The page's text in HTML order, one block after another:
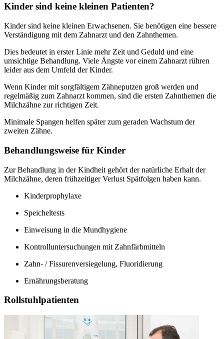
Kinder sind keine kleinen Patienten?
Kinder sind keine kleinen Erwachsenen. Sie benötigen eine bessere
Verständigung mit dem Zahnarzt und den Zahnthemen.
Dies bedeutet in erster Linie mehr Zeit und Geduld und eine
umsichtige Behandlung. Viele Ängste vor einem Zahnarzt rühren
leider aus dem Umfeld der Kinder.
Wenn Kinder mit sorgfältigem Zähneputzen groß werden und
regelmäßig zum Zahnarzt kommen, sind die ersten Zahnthemen die
Milchzähne zur richtigen Zeit.
Minimale Spangen helfen später zum geraden Wachstum der
zweiten Zähne.
Behandlungsweise für Kinder
Zur Behandlung in der Kindheit gehört der natürliche Erhalt der
Milchzähne, deren frühzeitiger Verlust Spätfolgen haben kann.
Kinderprophylaxe
Speicheltests
Einweisung in die Mundhygiene
Kontrolluntersuchungen mit Zahnfärbmitteln
Zahn- / Fissurenversiegelung, Fluoridierung
Ernährungsberatung
Rollstuhlpatienten